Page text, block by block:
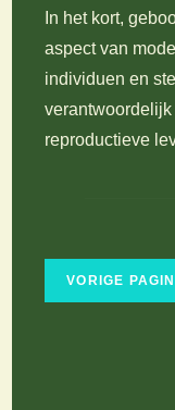
In het kort,
aspect van
individuen en
reproductieve